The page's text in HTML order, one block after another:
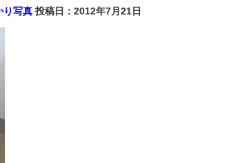
り写真 投稿日：2012年7月21日